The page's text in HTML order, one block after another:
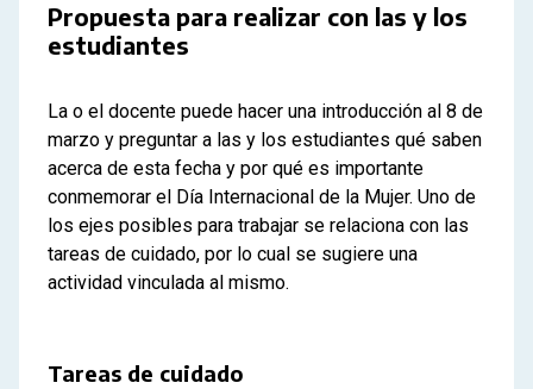
Propuesta para realizar con las y los
estudiantes
La o el docente puede hacer una introducción al 8 de
marzo y preguntar a las y los estudiantes qué saben
acerca de esta fecha y por qué es importante
conmemorar el Día Internacional de la Mujer. Uno de
los ejes posibles para trabajar se relaciona con las
tareas de cuidado, por lo cual se sugiere una
actividad vinculada al mismo.
Tareas de cuidado